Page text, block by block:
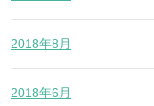
2018年8月
2018年6月